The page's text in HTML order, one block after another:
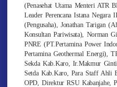
(Penasehat Utama Menteri ATR
Leader Perencana Istana
(Pengusaha), Jonathan Tarigan
Konsultan Pariwisata), Norman
PNRE (PT.Pertamina Power
Pertamina Geothermal Energi),
Sekda Kab.Karo, Ir.Makmur
Setda Kab.Karo, Para Staff Ahli
OPD, Direktur RSU Kabanjahe,